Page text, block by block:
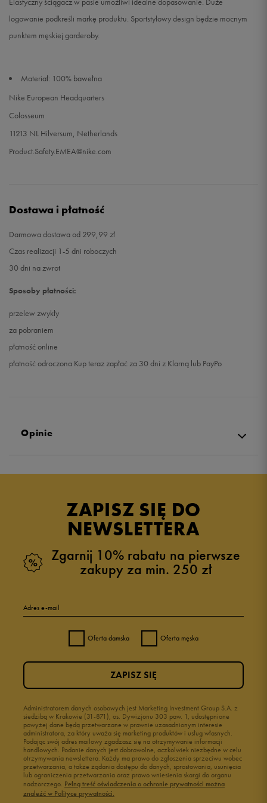
logowanie podkreśli markę produktu. Sportstylowy design będzie mocnym
punktem męskiej garderoby.
Materiał: 100% bawełna
Nike European Headquarters
Colosseum
11213 NL Hilversum, Netherlands
Product.Safety.EMEA@nike.com
Dostawa i płatność
Darmowa dostawa od 299,99 zł
Czas realizacji 1-5 dni roboczych
30 dni na zwrot
Sposoby płatności:
przelew zwykły
za pobraniem
płatność online
płatność odroczona Kup teraz zapłać za 30 dni z Klarną lub PayPo
Opinie
ZAPISZ SIĘ DO
NEWSLETTERA
Zgarnij 10% rabatu na pierwsze
zakupy za min. 250 zł
Adres e-mail
Oferta damska Oferta męska
Administratorem danych osobowych jest Marketing Investment Group S.A. z
siedzibą w Krakowie (31-871), os. Dywizjonu 303 paw. 1, udostępnione
powyżej dane będą przetwarzane w prawnie uzasadnionym interesie
administratora, za który uważa się marketing produktów i usług własnych.
Podając swój adres mailowy zgadzasz się na otrzymywanie informacji
handlowych. Podanie danych jest dobrowolne, aczkolwiek niezbędne w celu
otrzymywania newslettera. Każdy ma prawo do zgłoszenia sprzeciwu wobec
przetwarzania, a także żądania dostępu do danych, sprostowania, usunięcia
lub ograniczenia przetwarzania oraz prawo wniesienia skargi do organu
nadzorczego. Pełną treść oświadczenia o ochronie prywatności można
znaleźć w Polityce prywatności.
ZAPISZ SIĘ